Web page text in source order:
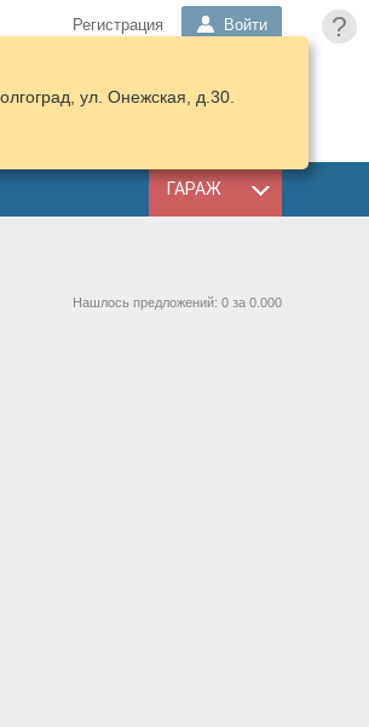
?
Регистрация Войти
КОРЗИНА
ГАРАЖ
ул. Онежская, д.30.
Нашлось предложений: 0 за 0.000